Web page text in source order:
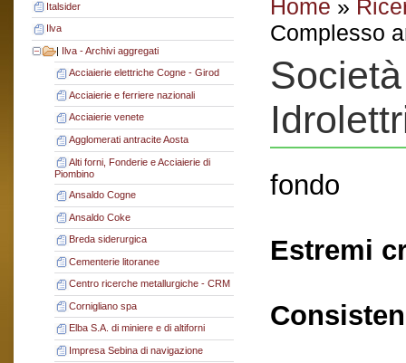
Italsider
Ilva
| Ilva - Archivi aggregati
Acciaierie elettriche Cogne - Girod
Acciaierie e ferriere nazionali
Acciaierie venete
Agglomerati antracite Aosta
Alti forni, Fonderie e Acciaierie di
Piombino
Ansaldo Cogne
Ansaldo Coke
Breda siderurgica
Cementerie litoranee
Centro ricerche metallurgiche - CRM
Cornigliano spa
Elba S.A. di miniere e di altiforni
Impresa Sebina di navigazione
Home »
Complesso
fondo
Estremi